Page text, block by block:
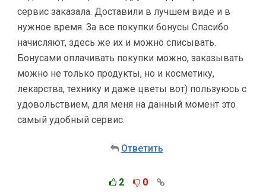
сервис заказала. Доставили в лучшем виде и в
нужное время. За все покупки бонусы Спасибо
начисляют, здесь же их и можно списывать.
Бонусами оплачивать покупки можно, заказывать
можно не только продукты, но и косметику,
лекарства, технику и даже цветы вот) пользуюсь с
удовольствием, для меня на данный момент это
самый удобный сервис.
Ответить
2 0